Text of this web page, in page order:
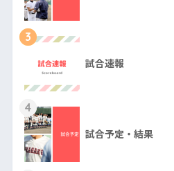
3
試合速報
4
試合予定・結果